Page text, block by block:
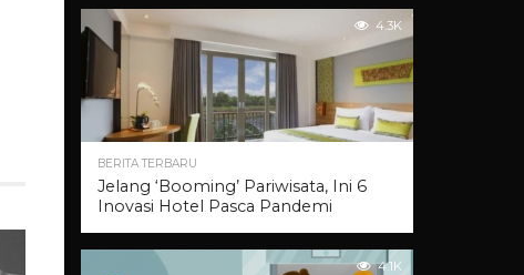
4.3K
BERITA TERBARU
Jelang ‘Booming’ Pariwisata, Ini 6
Inovasi Hotel Pasca Pandemi
4.1K